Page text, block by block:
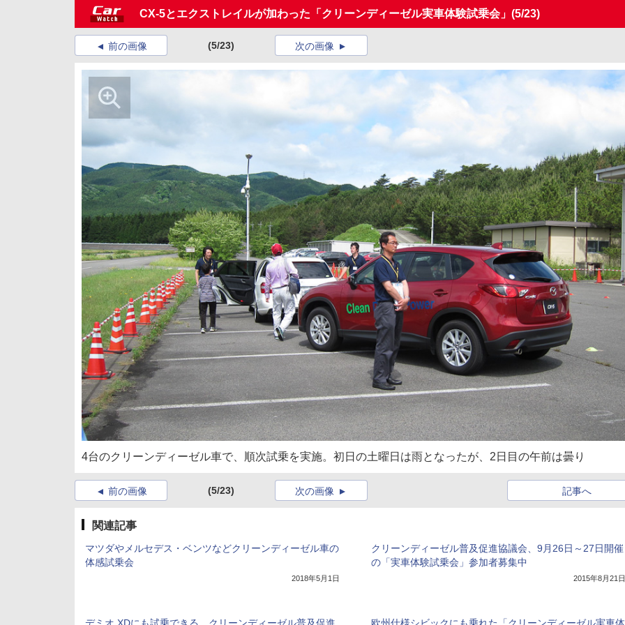
CX-5とエクストレイルが加わった「クリーンディーゼル実車体験試乗会」 (5/23)
前の画像 (5/23) 次の画像
4台のクリーンディーゼル車で、順次試乗を実施。初日の土曜日は雨となったが、2日目の午前は曇り
前の画像 (5/23) 記事へ
次の画像
関連記事
マツダやメルセデス・ベンツなどクリーンディーゼル車の
体感試乗会
2018年5月1日
クリーンディーゼル普及促進協議会、9月26日～27日開催
の「実車体験試乗会」参加者募集中
2015年8月21日